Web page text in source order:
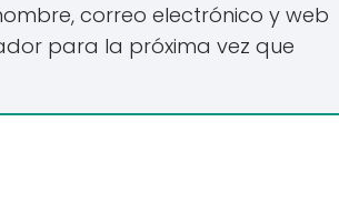
correo electrónico y web
para la próxima vez que